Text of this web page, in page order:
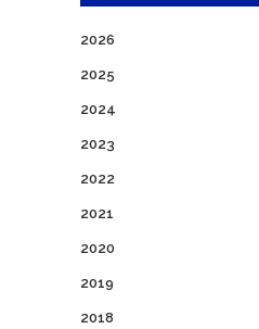
2026
2025
2024
2023
2022
2021
2020
2019
2018